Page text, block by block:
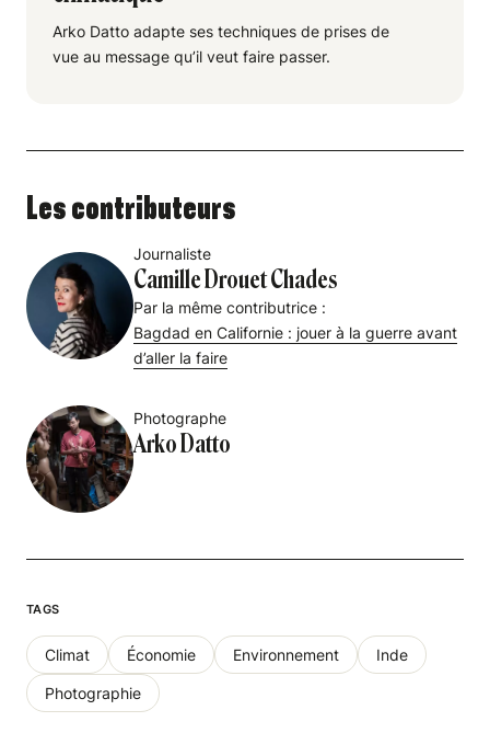
Arko Datto adapte ses techniques de prises de
vue au message qu’il veut faire passer.
Les contributeurs
Journaliste
Camille Drouet Chades
Par la même contributrice :
Bagdad en Californie : jouer à la guerre avant
d’aller la faire
Photographe
Arko Datto
TAGS
Climat Économie Environnement Inde
Photographie